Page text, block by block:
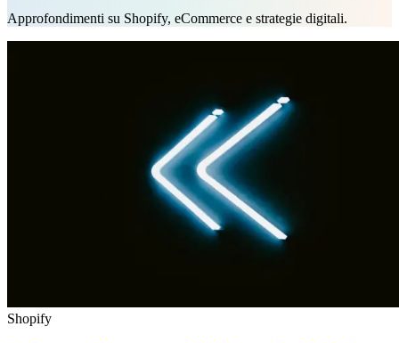
Approfondimenti su Shopify, eCommerce e strategie digitali.
Shopify